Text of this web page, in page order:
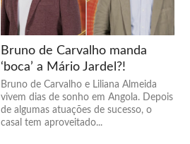
Bruno de Carvalho manda
‘boca’ a Mário Jardel?!
Bruno de Carvalho e Liliana Almeida
vivem dias de sonho em Angola. Depois
de algumas atuações de sucesso, o
casal tem aproveitado...